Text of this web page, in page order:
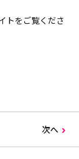
トをご覧くださ
次へ